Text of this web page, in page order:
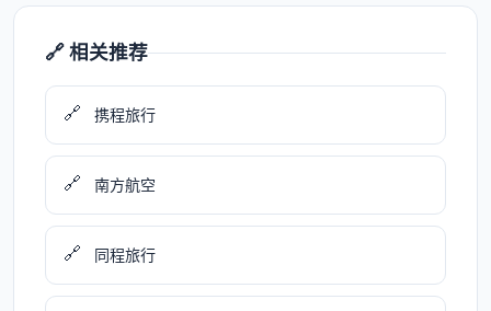
🔗 相关推荐
🔗 携程旅行
🔗 南方航空
🔗 同程旅行